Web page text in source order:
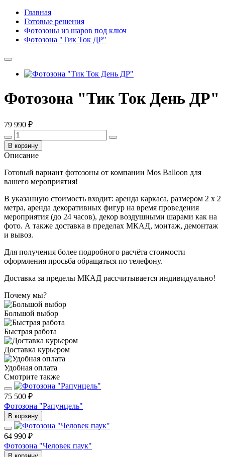
Главная
Готовые решения
Фотозоны из шаров под ключ
Фотозона "Тик Ток ДР"
Фотозона "Тик Ток День ДР"
79 990 ₽
В корзину
Описание
Готовый вариант фотозоны от компании Mos Balloon для
вашего мероприятия!
В указанную стоимость входит: аренда каркаса, размером 2 x 2
метра, аренда декоративных фигур на время проведения
мероприятия (до 24 часов), декор воздушными шарами как на
фото. А также доставка в пределах МКАД, монтаж, демонтаж
и вывоз.
Для получения более подробного расчёта стоимости
оформления просьба обращаться по телефону.
Доставка за пределы МКАД рассчитывается индивидуально!
Почему мы?
Большой выбор
Быстрая работа
Доставка курьером
Удобная оплата
Смотрите также
75 500 ₽
Фотозона "Рапунцель"
В корзину
64 990 ₽
Фотозона "Человек паук"